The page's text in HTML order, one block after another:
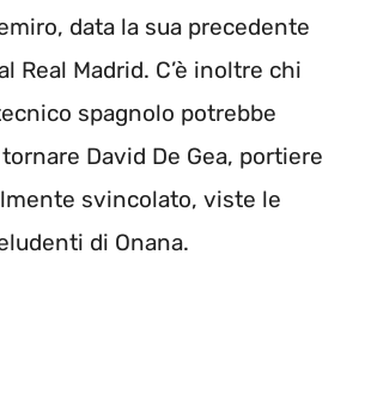
data la sua precedente
Real Madrid. C’è inoltre chi
spagnolo potrebbe
David De Gea, portiere
svincolato, viste le
di Onana.